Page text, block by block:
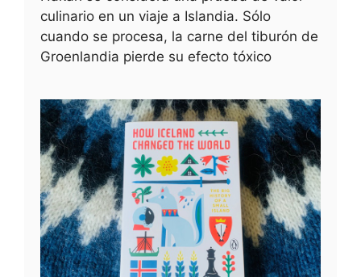
culinario en un viaje a Islandia. Sólo
cuando se procesa, la carne del tiburón de
Groenlandia pierde su efecto tóxico